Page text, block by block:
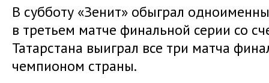
В субботу «Зенит» обыграл
в третьем матче финальной серии со
Татарстана выиграл все три матча
чемпионом страны.